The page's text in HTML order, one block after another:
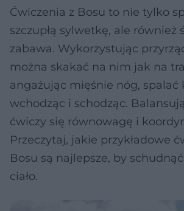
Ćwiczenia z Bosu to nie tylko
szczupłą sylwetkę, ale również
zabawa. Wykorzystując
można skakać na nim jak na
angażując mięśnie nóg, spalać
wchodząc i schodząc.
ćwiczy się równowagę i
Przeczytaj, jakie przykładowe
Bosu są najlepsze, by
ciało.